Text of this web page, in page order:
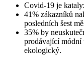
Covid-19 je
41% zákazníků
posledních šest
35% by
prodávající
ekologický.